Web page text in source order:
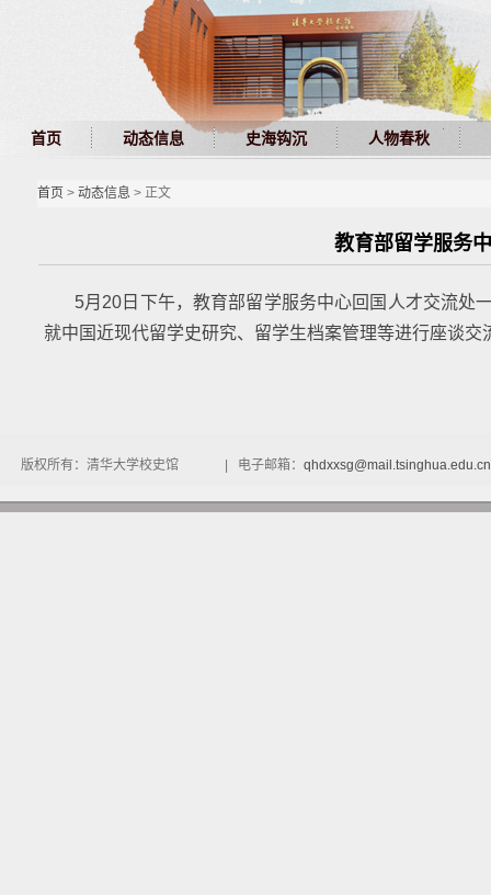
首页 动态信息 史海钩沉 人物春秋
首页 > 动态信息> 正文
教育部留学服务
5月20日下午，教育部留学服务中心回国人才交流处
就中国近现代留学史研究、留学生档案管理等进行座谈
版权所有：清华大学校史馆 | 电子邮箱： qhdxxsg@mail.tsinghua.edu.cn